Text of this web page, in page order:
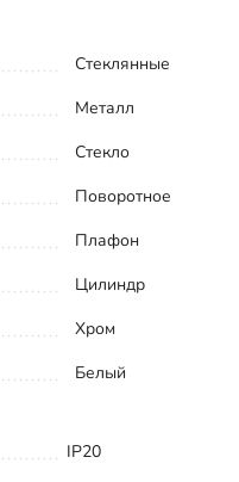
Стеклянные
Металл
Стекло
Поворотное
Плафон
Цилиндр
Хром
Белый
IP20